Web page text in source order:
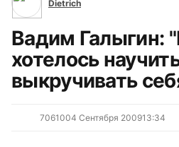
Dietrich
Вадим Галыгин:
хотелось
выкручивать
7061004 Сентября 200913:34